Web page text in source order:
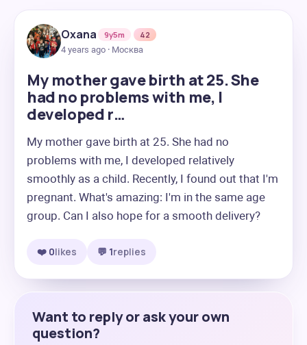
Oxana 9y5m
42
4 years ago · Москва
My mother gave birth at 25. She
had no problems with me, I
developed r…
My mother gave birth at 25. She had no
problems with me, I developed relatively
smoothly as a child. Recently, I found out that I'm
pregnant. What's amazing: I'm in the same age
group. Can I also hope for a smooth delivery?
❤️ 0likes 💬 1replies
Want to reply or ask your own
question?